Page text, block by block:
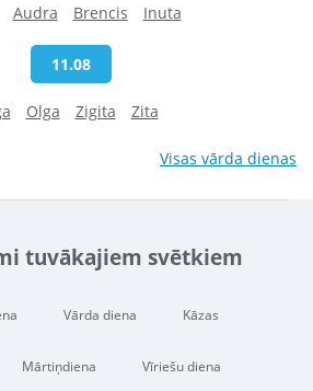
Audra Brencis Inuta
11.08
Olga Zigita Zita
Visas vārda dienas
tuvākajiem svētkiem
Vārda diena Kāzas
Mārtiņdiena Vīriešu diena